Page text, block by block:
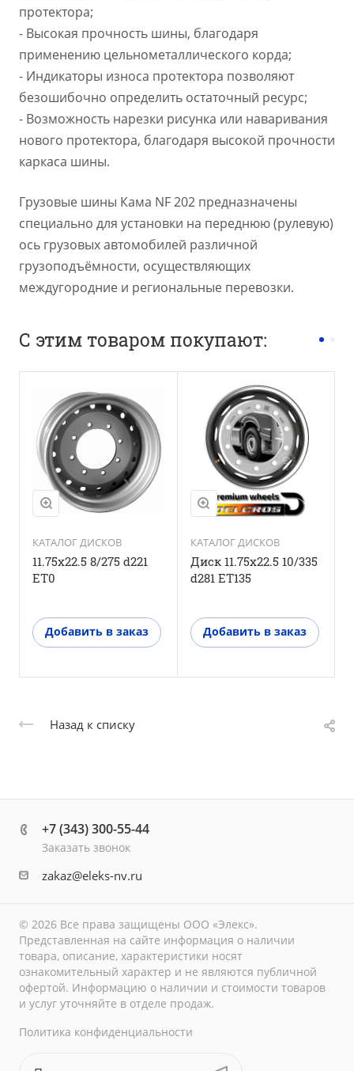
протектора;
- Высокая прочность шины, благодаря
применению цельнометаллического корда;
- Индикаторы износа протектора позволяют
безошибочно определить остаточный ресурс;
- Возможность нарезки рисунка или наваривания
нового протектора, благодаря высокой прочности
каркаса шины.
Грузовые шины Кама NF 202 предназначены
специально для установки на переднюю (рулевую)
ось грузовых автомобилей различной
грузоподъёмности, осуществляющих
междугородние и региональные перевозки.
С этим товаром покупают:
КАТАЛОГ ДИСКОВ
11.75x22.5 8/275 d221
ET0
Добавить в заказ
КАТАЛОГ ДИСКОВ
Диск 11.75x22.5 10/335
d281 ET135
Добавить в заказ
Назад к списку
+7 (343) 300-55-44
Заказать звонок
zakaz@eleks-nv.ru
© 2026 Все права защищены ООО «Элекс».
Представленная на сайте информация о наличии
товара, описание, характеристики носят
ознакомительный характер и не являются публичной
офертой. Информацию о наличии и стоимости товаров
и услуг уточняйте в отделе продаж.
Политика конфиденциальности